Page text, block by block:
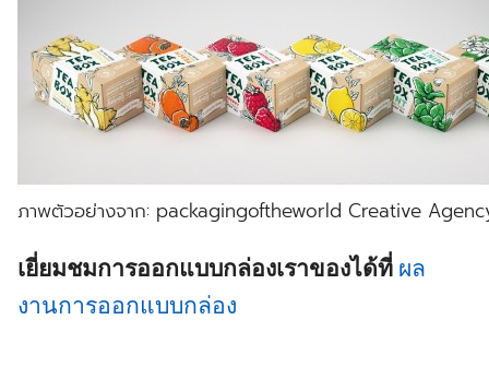
ภาพตัวอย่างจาก: packagingoftheworld Creative
เยี่ยมชมการออกแบบกล่องเราของได้ที่ ผล
งานการออกแบบกล่อง